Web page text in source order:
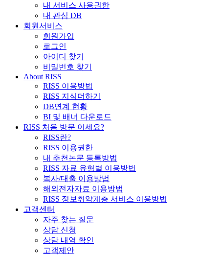
내 서비스 사용권한
내 관심 DB
회원서비스
회원가입
로그인
아이디 찾기
비밀번호 찾기
About RISS
RISS 이용방법
RISS 지식더하기
DB연계 현황
BI 및 배너 다운로드
RISS 처음 방문 이세요?
RISS란?
RISS 이용권한
내 추천논문 등록방법
RISS 자료 유형별 이용방법
복사/대출 이용방법
해외전자자료 이용방법
RISS 정보취약계층 서비스 이용방법
고객센터
자주 찾는 질문
상담 신청
상담 내역 확인
고객제안